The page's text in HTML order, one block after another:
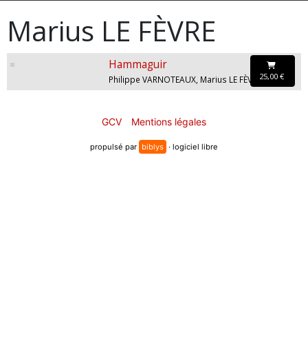
Marius LE FÈVRE
Hammaguir
Philippe VARNOTEAUX, Marius LE FÈVRE25,00 €
GCV Mentions légales
propulsé par biblys · logiciel libre